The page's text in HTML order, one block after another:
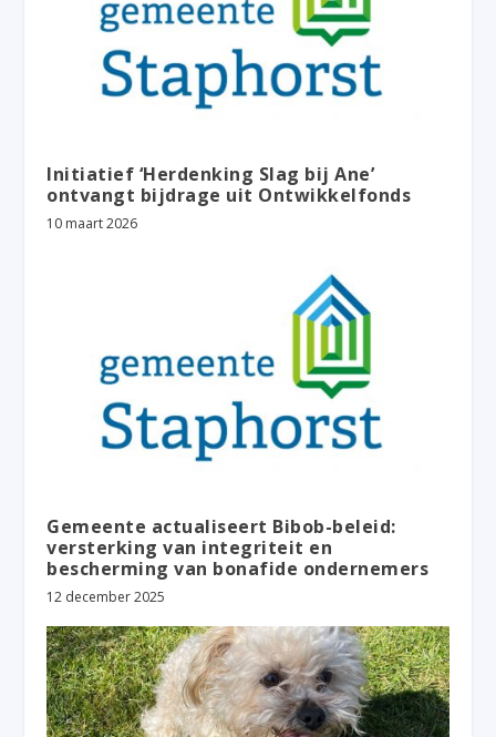
Initiatief ‘Herdenking Slag bij Ane’
ontvangt bijdrage uit Ontwikkelfonds
10 maart 2026
Gemeente actualiseert Bibob-beleid:
versterking van integriteit en
bescherming van bonafide ondernemers
12 december 2025